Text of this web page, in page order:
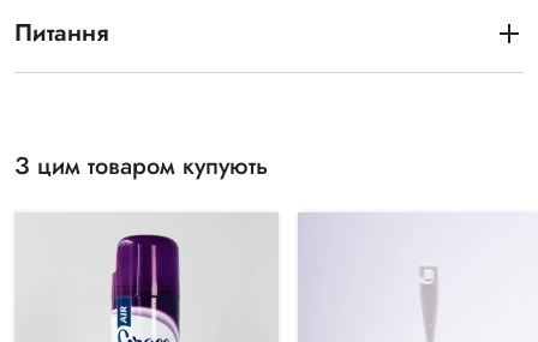
Питання
З цим товаром купують